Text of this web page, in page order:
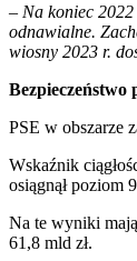
– Na koniec
odnawialne.
wiosny 2023 r.
Bezpieczeństwo
PSE w obszarze
Wskaźnik
osiągnął poziom
Na te wyniki
61,8 mld zł.